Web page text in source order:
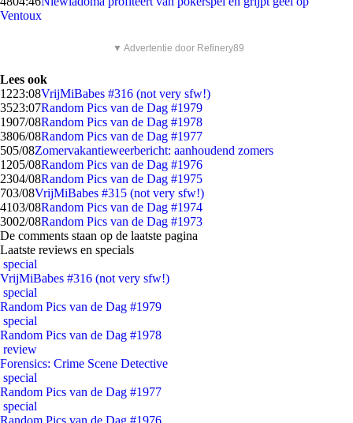
Ventoux
▼ Advertentie door Refinery89
Lees ook
1223:08VrijMiBabes #316 (not very sfw!)
3523:07Random Pics van de Dag #1979
1907/08Random Pics van de Dag #1978
3806/08Random Pics van de Dag #1977
505/08Zomervakantieweerbericht: aanhoudend zomers
1205/08Random Pics van de Dag #1976
2304/08Random Pics van de Dag #1975
703/08VrijMiBabes #315 (not very sfw!)
4103/08Random Pics van de Dag #1974
3002/08Random Pics van de Dag #1973
De comments staan op de laatste pagina
Laatste reviews en specials
special
VrijMiBabes #316 (not very sfw!)
special
Random Pics van de Dag #1979
special
Random Pics van de Dag #1978
review
Forensics: Crime Scene Detective
special
Random Pics van de Dag #1977
special
Random Pics van de Dag #1976